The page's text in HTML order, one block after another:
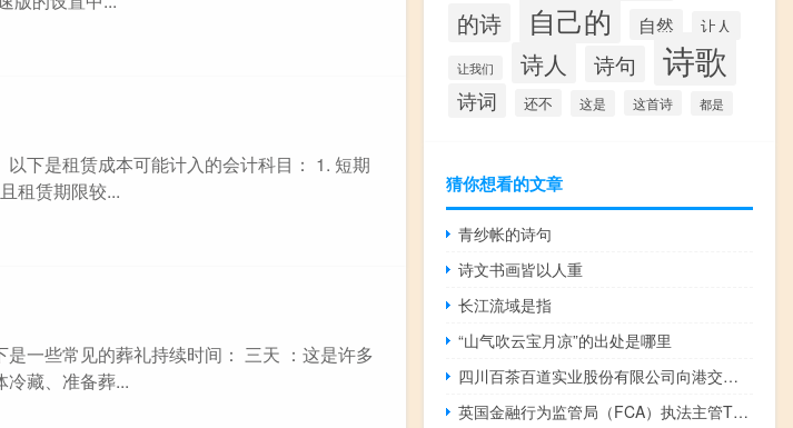
下是租赁成本可能计入的会计科目： 1. 短期
租赁期限较...
一些常见的葬礼持续时间： 三天 ：这是许多
藏、准备葬...
的诗 自己的 自然 让人
让我们 诗人 诗句 诗歌
诗词 还不 这是 这首诗 都是
猜你想看的文章
青纱帐的诗句
诗文书画皆以人重
长江流域是指
“山气吹云宝月凉”的出处是哪里
四川百茶百道实业股份有限公司向港交所提交上市申请独家保荐人为中金公司
英国金融行为监管局（FCA）执法主管Therese Chambers：监管机构“非常热衷”采取行动打击绿色洗白行为